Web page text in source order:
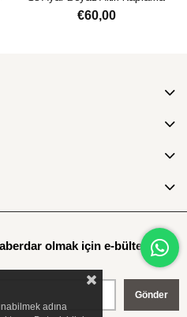
€60,00
olmak için e-bültenimize
Gönder
adına